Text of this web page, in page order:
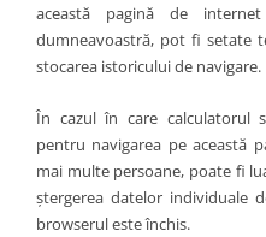
această pagină de
dumneavoastră, pot fi setate
stocarea istoricului de navigare.
În cazul în care calculatorul
pentru navigarea pe această
mai multe persoane, poate fi
ștergerea datelor individuale
browserul este închis.